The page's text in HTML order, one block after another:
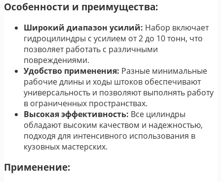
Особенности и преимущества:
Широкий диапазон усилий: Набор включает
гидроцилиндры с усилием от 2 до 10 тонн, что
позволяет работать с различными
повреждениями.
Удобство применения: Разные минимальные
рабочие длины и ходы штоков обеспечивают
универсальность и позволяют выполнять работу
в ограниченных пространствах.
Высокая эффективность: Все цилиндры
обладают высоким качеством и надежностью,
подходя для интенсивного использования в
кузовных мастерских.
Применение: